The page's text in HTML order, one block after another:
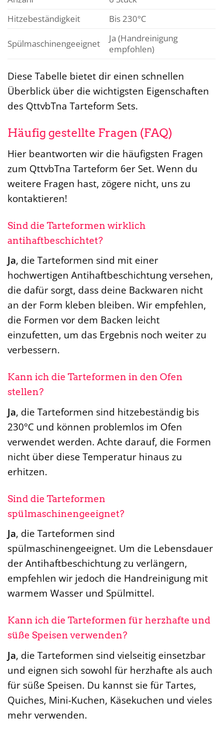
Hitzebeständigkeit
Bis 230°C
Spülmaschinengeeignet
Ja (Handreinigung
empfohlen)
Diese Tabelle bietet dir einen schnellen
Überblick über die wichtigsten Eigenschaften
des QttvbTna Tarteform Sets.
Häufig gestellte Fragen (FAQ)
Hier beantworten wir die häufigsten Fragen
zum QttvbTna Tarteform 6er Set. Wenn du
weitere Fragen hast, zögere nicht, uns zu
kontaktieren!
Sind die Tarteformen wirklich
antihaftbeschichtet?
Ja, die Tarteformen sind mit einer
hochwertigen Antihaftbeschichtung versehen,
die dafür sorgt, dass deine Backwaren nicht
an der Form kleben bleiben. Wir empfehlen,
die Formen vor dem Backen leicht
einzufetten, um das Ergebnis noch weiter zu
verbessern.
Kann ich die Tarteformen in den Ofen
stellen?
Ja, die Tarteformen sind hitzebeständig bis
230°C und können problemlos im Ofen
verwendet werden. Achte darauf, die Formen
nicht über diese Temperatur hinaus zu
erhitzen.
Sind die Tarteformen
spülmaschinengeeignet?
Ja, die Tarteformen sind
spülmaschinengeeignet. Um die Lebensdauer
der Antihaftbeschichtung zu verlängern,
empfehlen wir jedoch die Handreinigung mit
warmem Wasser und Spülmittel.
Kann ich die Tarteformen für herzhafte und
süße Speisen verwenden?
Ja, die Tarteformen sind vielseitig einsetzbar
und eignen sich sowohl für herzhafte als auch
für süße Speisen. Du kannst sie für Tartes,
Quiches, Mini-Kuchen, Käsekuchen und vieles
mehr verwenden.